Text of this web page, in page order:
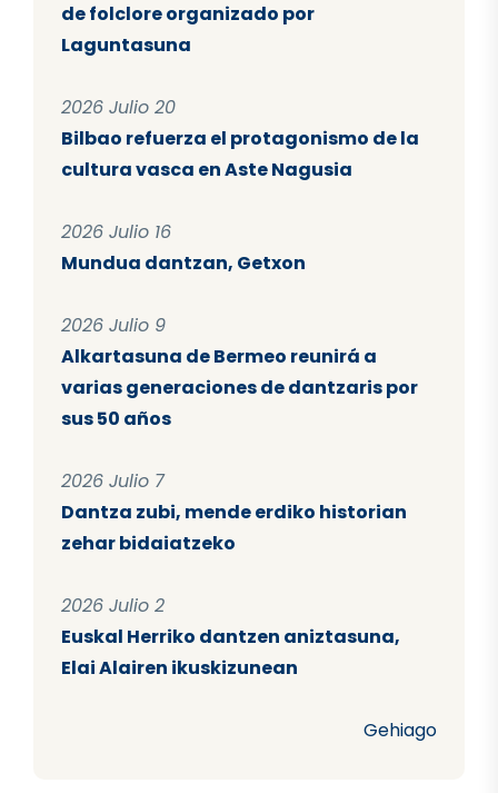
de folclore organizado por
Laguntasuna
2026 Julio 20
Bilbao refuerza el protagonismo de la
cultura vasca en Aste Nagusia
2026 Julio 16
Mundua dantzan, Getxon
2026 Julio 9
Alkartasuna de Bermeo reunirá a
varias generaciones de dantzaris por
sus 50 años
2026 Julio 7
Dantza zubi, mende erdiko historian
zehar bidaiatzeko
2026 Julio 2
Euskal Herriko dantzen aniztasuna,
Elai Alairen ikuskizunean
Gehiago